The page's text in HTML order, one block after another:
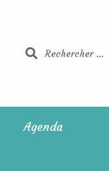
RechercherRechercher
Agenda